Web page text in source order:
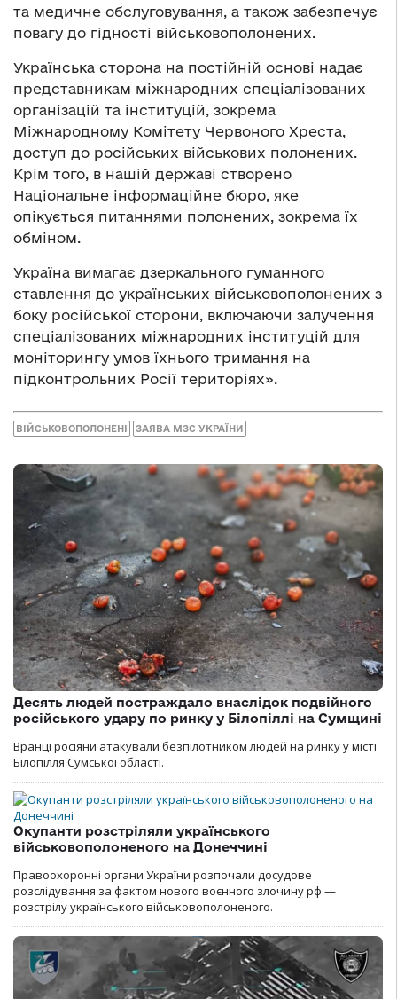
та медичне обслуговування, а також забезпечує
повагу до гідності військовополонених.
Українська сторона на постійній основі надає
представникам міжнародних спеціалізованих
організацій та інституцій, зокрема
Міжнародному Комітету Червоного Хреста,
доступ до російських військових полонених.
Крім того, в нашій державі створено
Національне інформаційне бюро, яке
опікується питаннями полонених, зокрема їх
обміном.
Україна вимагає дзеркального гуманного
ставлення до українських військовополонених з
боку російської сторони, включаючи залучення
спеціалізованих міжнародних інституцій для
моніторингу умов їхнього тримання на
підконтрольних Росії територіях».
ВІЙСЬКОВОПОЛОНЕНІ ЗАЯВА МЗС УКРАЇНИ
Десять людей постраждало внаслідок подвійного
російського удару по ринку у Білопіллі на Сумщині
Вранці росіяни атакували безпілотником людей на ринку у місті
Білопілля Сумської області.
Окупанти розстріляли українського
військовополоненого на Донеччині
Правоохоронні органи України розпочали досудове
розслідування за фактом нового воєнного злочину рф —
розстрілу українського військовополоненого.